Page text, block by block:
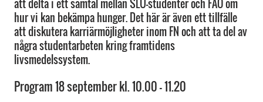
att delta i ett samtal mellan SLU-studenter och FAO om
hur vi kan bekämpa hunger. Det här är även ett tillfälle
att diskutera karriärmöjligheter inom FN och att ta del av
några studentarbeten kring framtidens
livsmedelssystem.
Program 18 september kl. 10.00 - 11.20